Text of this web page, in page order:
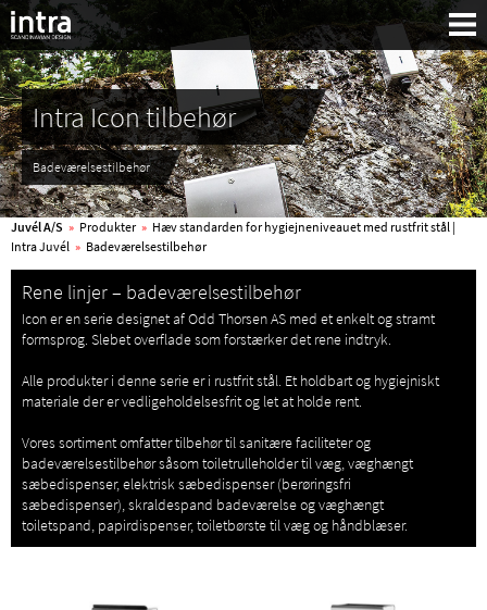
Søg:
Intra Icon tilbehør
Badeværelsestilbehør
Juvél A/S » Produkter » Hæv standarden for hygiejneniveauet med rustfrit stål |
Intra Juvél » Badeværelsestilbehør
Rene linjer – badeværelsestilbehør
Icon er en serie designet af Odd Thorsen AS med et enkelt og stramt
formsprog. Slebet overflade som forstærker det rene indtryk.
Alle produkter i denne serie er i rustfrit stål. Et holdbart og hygiejniskt
materiale der er vedligeholdelsesfrit og let at holde rent.
Vores sortiment omfatter tilbehør til sanitære faciliteter og
badeværelsestilbehør såsom toiletrulleholder til væg, væghængt
sæbedispenser, elektrisk sæbedispenser (berøringsfri
sæbedispenser), skraldespand badeværelse og væghængt
toiletspand, papirdispenser, toiletbørste til væg og håndblæser.